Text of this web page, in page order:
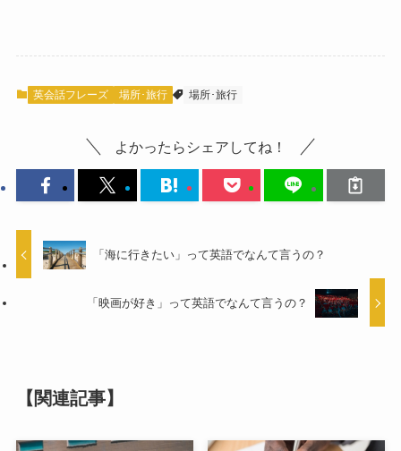
英会話フレーズ 場所･旅行 場所･旅行
よかったらシェアしてね！
「海に行きたい」って英語でなんて言うの？
「映画が好き」って英語でなんて言うの？
【関連記事】